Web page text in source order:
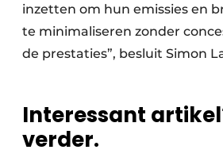
inzetten om hun emissies en
te minimaliseren zonder
de prestaties”, besluit Simon
Interessant
verder.